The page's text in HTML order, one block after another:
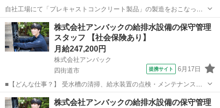
自社工場にて「プレキャストコンクリート製品」の製造をおこなって
いただきます。当社の製品はスタジアムや高層ビル、大型物流倉庫な
ど大規模プロジェクトで使用され、やりがいの大きい仕事です。 具体
的には、 ・型枠の組み立て ...
千葉 四街道市 四街道駅 施工管理 業務
株式会社アンバックの給排水設備の保守管理
スタッフ 【社会保険あり】
月給247,200円
株式会社アンバック
四街道市
提携サイト 6月17日
■【どんな仕事？】 受水槽の清掃、給水装置の点検・メンテナンス、
排水管洗浄、汚水処理施設の保守管理、配管まわりのチェックなど、
建物の水まわりを安全に保つための設備管理を担当します。点検項目
千葉 四街道市 その他
株式会社アンバックの給排水設備の保守管理